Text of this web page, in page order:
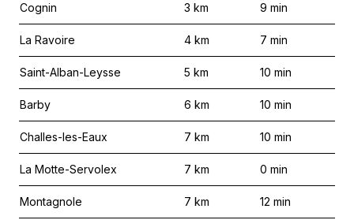
Cognin 3 km 9 min
La Ravoire 4 km 7 min
Saint-Alban-Leysse 5 km 10 min
Barby 6 km 10 min
Challes-les-Eaux 7 km 10 min
La Motte-Servolex 7 km 0 min
Montagnole 7 km 12 min